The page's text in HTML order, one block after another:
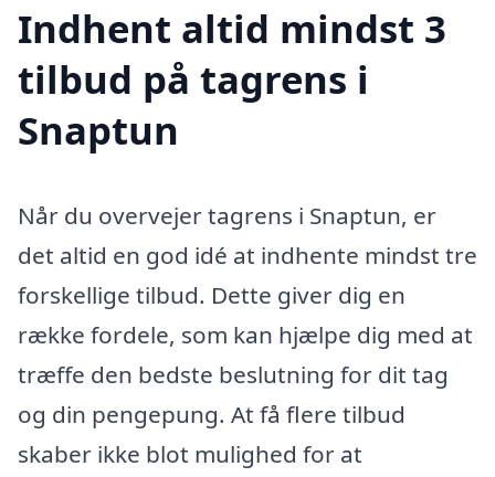
Indhent altid mindst 3
tilbud på tagrens i
Snaptun
Når du overvejer tagrens i Snaptun, er
det altid en god idé at indhente mindst tre
forskellige tilbud. Dette giver dig en
række fordele, som kan hjælpe dig med at
træffe den bedste beslutning for dit tag
og din pengepung. At få flere tilbud
skaber ikke blot mulighed for at